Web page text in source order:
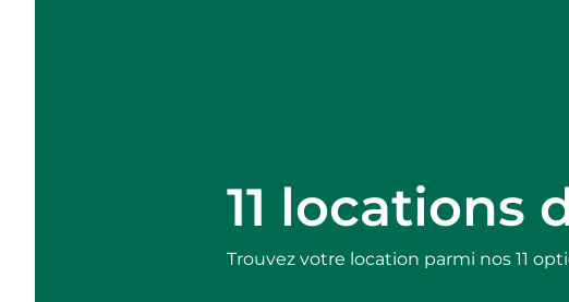
11 locations
Trouvez votre location parmi nos 11